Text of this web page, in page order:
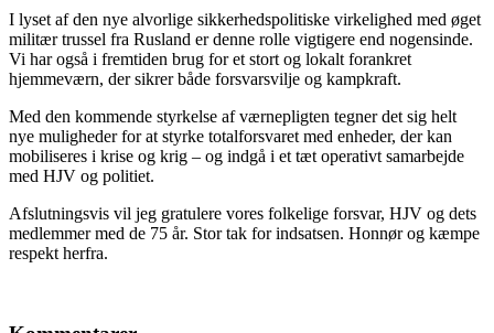
I lyset af den nye alvorlige sikkerhedspolitiske virkelighed med øget
militær trussel fra Rusland er denne rolle vigtigere end nogensinde.
Vi har også i fremtiden brug for et stort og lokalt forankret
hjemmeværn, der sikrer både forsvarsvilje og kampkraft.
Med den kommende styrkelse af værnepligten tegner det sig helt
nye muligheder for at styrke totalforsvaret med enheder, der kan
mobiliseres i krise og krig – og indgå i et tæt operativt samarbejde
med HJV og politiet.
Afslutningsvis vil jeg gratulere vores folkelige forsvar, HJV og dets
medlemmer med de 75 år. Stor tak for indsatsen. Honnør og kæmpe
respekt herfra.